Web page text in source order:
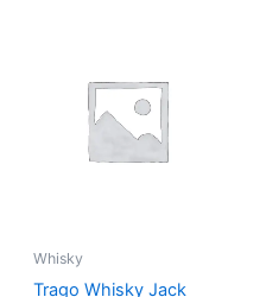
Whisky
Trago Whisky Jack